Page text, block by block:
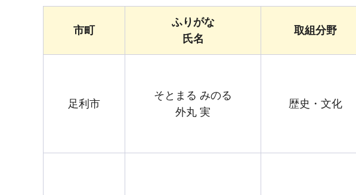
市町
ふりがな
氏名
取組分野
足利市
そとまる みのる
外丸 実
歴史・文化